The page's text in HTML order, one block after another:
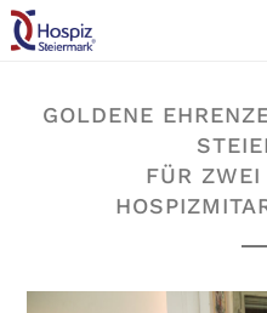
GOLDENE
FÜR ZWEI